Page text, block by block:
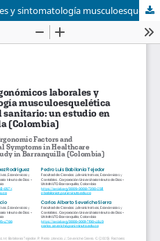
Factores ergonómicos laborales y sintomatología musculoesquelética en personal sanitario: un estudio en Barranquilla (Colombia)